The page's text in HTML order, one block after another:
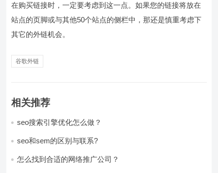
在购买链接时，一定要考虑到这一点。如果您的链接将放在
站点的页脚或与其他50个站点的侧栏中，那还是慎重考虑下
其它的外链机会。
谷歌外链
相关推荐
seo搜索引擎优化怎么做？
seo和sem的区别与联系?
怎么找到合适的网络推广公司？